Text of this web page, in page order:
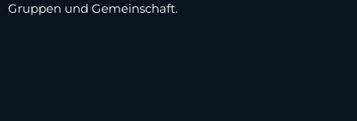
Gruppen und Gemeinschaft.